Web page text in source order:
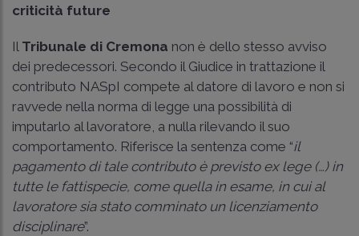
criticità future
Il Tribunale di Cremona non è dello stesso avviso
dei predecessori. Secondo il Giudice in trattazione il
contributo NASpI compete al datore di lavoro e non si
ravvede nella norma di legge una possibilità di
imputarlo al lavoratore, a nulla rilevando il suo
comportamento. Riferisce la sentenza come “il
pagamento di tale contributo è previsto ex lege (…) in
tutte le fattispecie, come quella in esame, in cui al
lavoratore sia stato comminato un licenziamento
disciplinare”.